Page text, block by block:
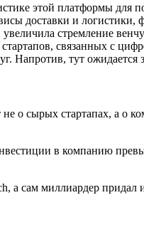
этой платформы для
доставки и логистики,
увеличила стремление
связанных с
Напротив, тут ожидается
о сырых стартапах, а о
в компанию
а сам миллиардер придал